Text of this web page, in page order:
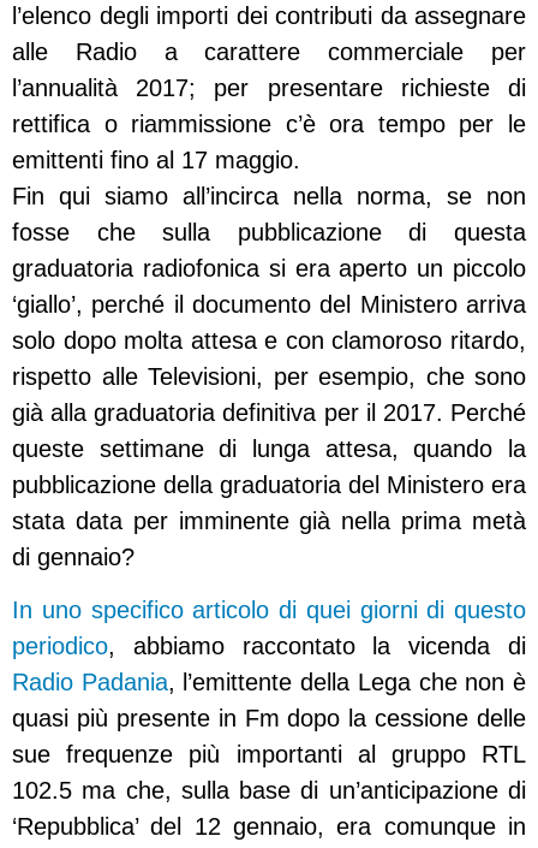
l’elenco degli importi dei contributi da assegnare
alle Radio a carattere commerciale per
l’annualità 2017; per presentare richieste di
rettifica o riammissione c’è ora tempo per le
emittenti fino al 17 maggio.
Fin qui siamo all’incirca nella norma, se non
fosse che sulla pubblicazione di questa
graduatoria radiofonica si era aperto un piccolo
‘giallo’, perché il documento del Ministero arriva
solo dopo molta attesa e con clamoroso ritardo,
rispetto alle Televisioni, per esempio, che sono
già alla graduatoria definitiva per il 2017. Perché
queste settimane di lunga attesa, quando la
pubblicazione della graduatoria del Ministero era
stata data per imminente già nella prima metà
di gennaio?
In uno specifico articolo di quei giorni di questo
periodico, abbiamo raccontato la vicenda di
Radio Padania, l’emittente della Lega che non è
quasi più presente in Fm dopo la cessione delle
sue frequenze più importanti al gruppo RTL
102.5 ma che, sulla base di un’anticipazione di
‘Repubblica’ del 12 gennaio, era comunque in